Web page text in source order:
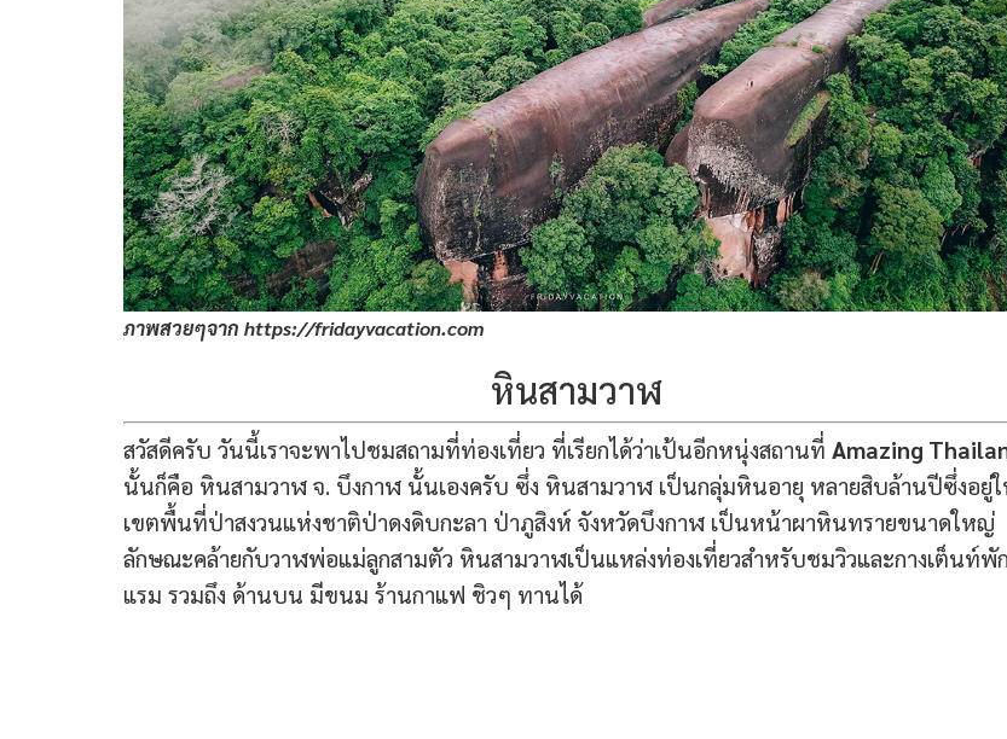
ภาพสวยๆจาก https://fridayvacation.com
หินสามวาฬ
สวัสดีครับ วันนี้เราจะพาไปชมสถามที่ท่องเที่ยว ที่เรียกได้ว่าเป้นอีกหนุ่งสถานที่ Amazing
นั้นก็คือ หินสามวาฬ จ. บึงกาฬ นั้นเองครับ ซึ่ง หินสามวาฬ เป็นกลุ่มหินอายุ หลายสิบล้านปีซึ่งอยู่
เขตพื้นที่ป่าสงวนแห่งชาติป่าดงดิบกะลา ป่าภูสิงห์ จังหวัดบึงกาฬ เป็นหน้าผาหินทรายขนาดใหญ่
ลักษณะคล้ายกับวาฬพ่อแม่ลูกสามตัว หินสามวาฬเป็นแหล่งท่องเที่ยวสำหรับชมวิวและกางเต็นท์พัก
แรม รวมถึง ด้านบน มีขนม ร้านกาแฟ ชิวๆ ทานได้